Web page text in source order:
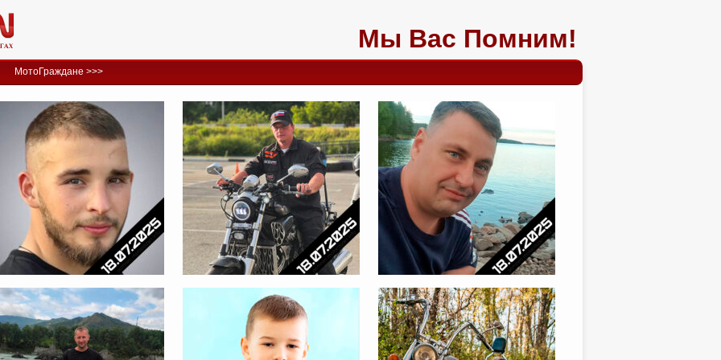
Мы Вас Помним!
МотоГраждане >>>